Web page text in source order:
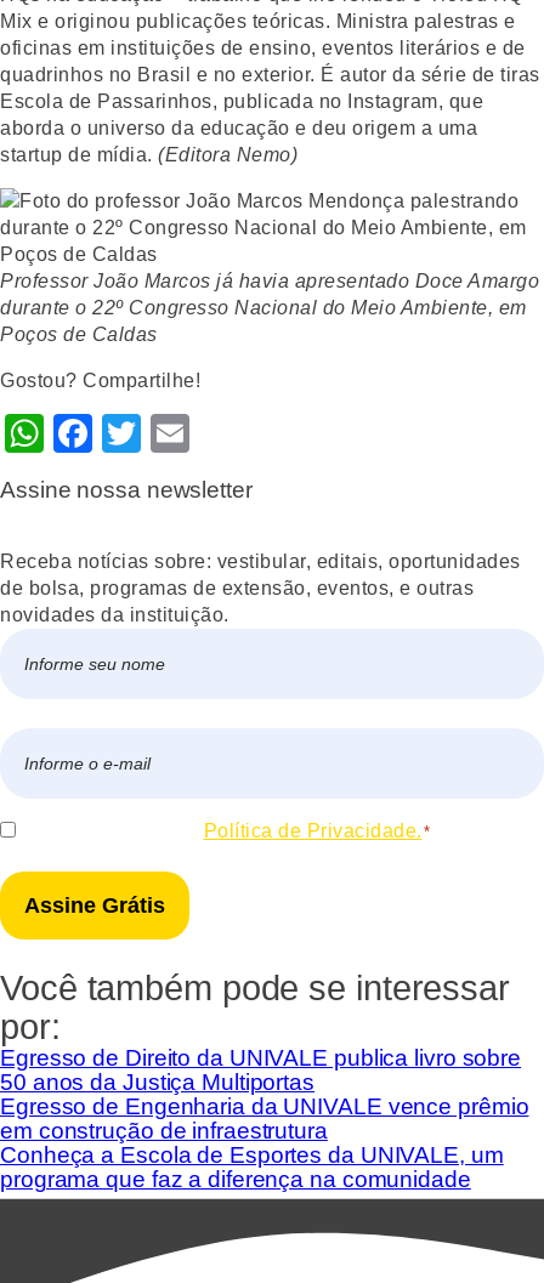
Mix e originou publicações teóricas. Ministra palestras e
oficinas em instituições de ensino, eventos literários e de
quadrinhos no Brasil e no exterior. É autor da série de tiras
Escola de Passarinhos, publicada no Instagram, que
aborda o universo da educação e deu origem a uma
startup de mídia. (Editora Nemo)
Professor João Marcos já havia apresentado Doce Amargo
durante o 22º Congresso Nacional do Meio Ambiente, em
Poços de Caldas
Gostou? Compartilhe!
WhatsApp
Facebook
Twitter
Assine nossa newsletter
Receba notícias sobre: vestibular, editais, oportunidades
de bolsa, programas de extensão, eventos, e outras
novidades da instituição.
mail
Consentir Política de Privacidade. *
Você também pode se interessar
por:
Egresso de Direito da UNIVALE publica livro sobre
50 anos da Justiça Multiportas
Egresso de Engenharia da UNIVALE vence prêmio
em construção de infraestrutura
Conheça a Escola de Esportes da UNIVALE, um
programa que faz a diferença na comunidade